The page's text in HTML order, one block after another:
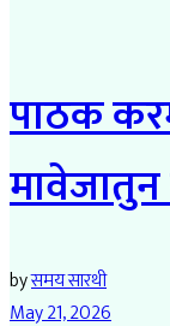
पाठक
byसमय सारथी
May 21, 2026